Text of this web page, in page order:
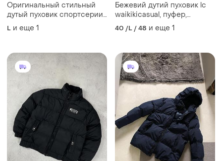
Оригинальный стильный
дутый пуховик спортсерии
премиум бренда guess
размера xxl-xxl
L и еще 1
Бежевий дутий пуховик lc
waikikicasual, пуфер,
кавовий, коричневий,
теплий, на підкладці, фліс
40 /L / 48 и еще 1